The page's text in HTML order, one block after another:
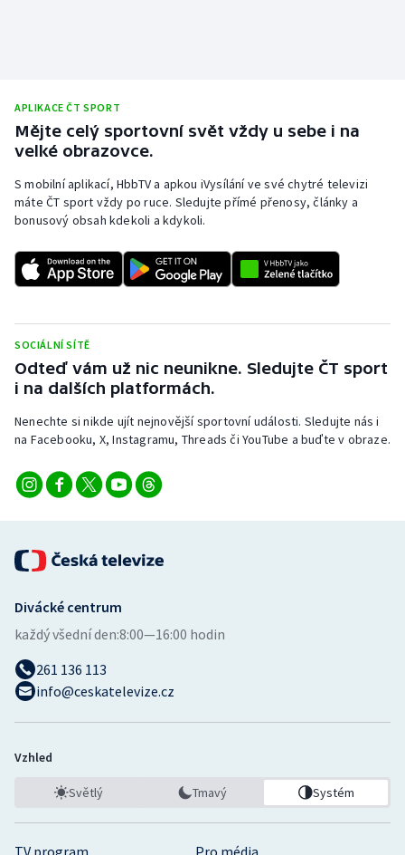
Triatlon
Veslování
Vodní slalom
Volejbal
Ostatní
APLIKACE ČT SPORT
Mějte celý sportovní svět vždy u sebe i na
velké obrazovce.
S mobilní aplikací, HbbTV a apkou iVysílání ve své chytré televizi
máte ČT sport vždy po ruce. Sledujte přímé přenosy, články a
bonusový obsah kdekoli a kdykoli.
SOCIÁLNÍ SÍTĚ
Odteď vám už nic neunikne. Sledujte ČT sport
i na dalších platformách.
Nenechte si nikde ujít nejnovější sportovní události. Sledujte nás i
na Facebooku, X, Instagramu, Threads či YouTube a buďte v obraze.
Divácké centrum
každý všední den:8:00—16:00 hodin
261 136 113
info@ceskatelevize.cz
Vzhled
Světlý Tmavý Systém